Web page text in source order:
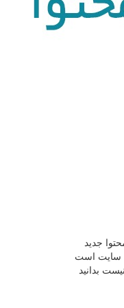
جدید
سایت است
بدانید